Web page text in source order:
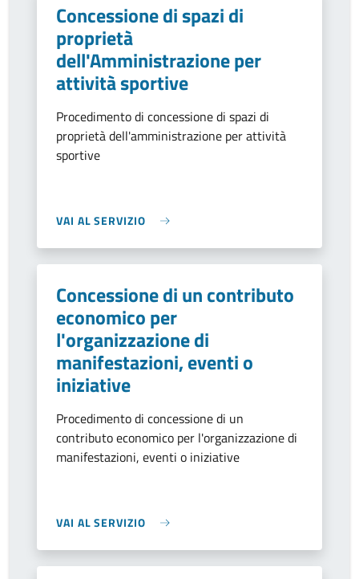
Concessione di spazi di
proprietà
dell'Amministrazione per
attività sportive
Procedimento di concessione di spazi di
proprietà dell'amministrazione per attività
sportive
VAI AL SERVIZIO
Concessione di un contributo
economico per
l'organizzazione di
manifestazioni, eventi o
iniziative
Procedimento di concessione di un
contributo economico per l'organizzazione di
manifestazioni, eventi o iniziative
VAI AL SERVIZIO